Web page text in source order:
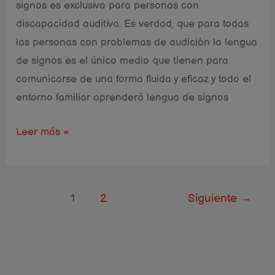
signos es exclusiva para personas con
discapacidad auditiva. Es verdad, que para todas
las personas con problemas de audición la lengua
de signos es el único medio que tienen para
comunicarse de una forma fluida y eficaz y todo el
entorno familiar aprenderá lengua de signos
Leer más »
1 2 Siguiente →